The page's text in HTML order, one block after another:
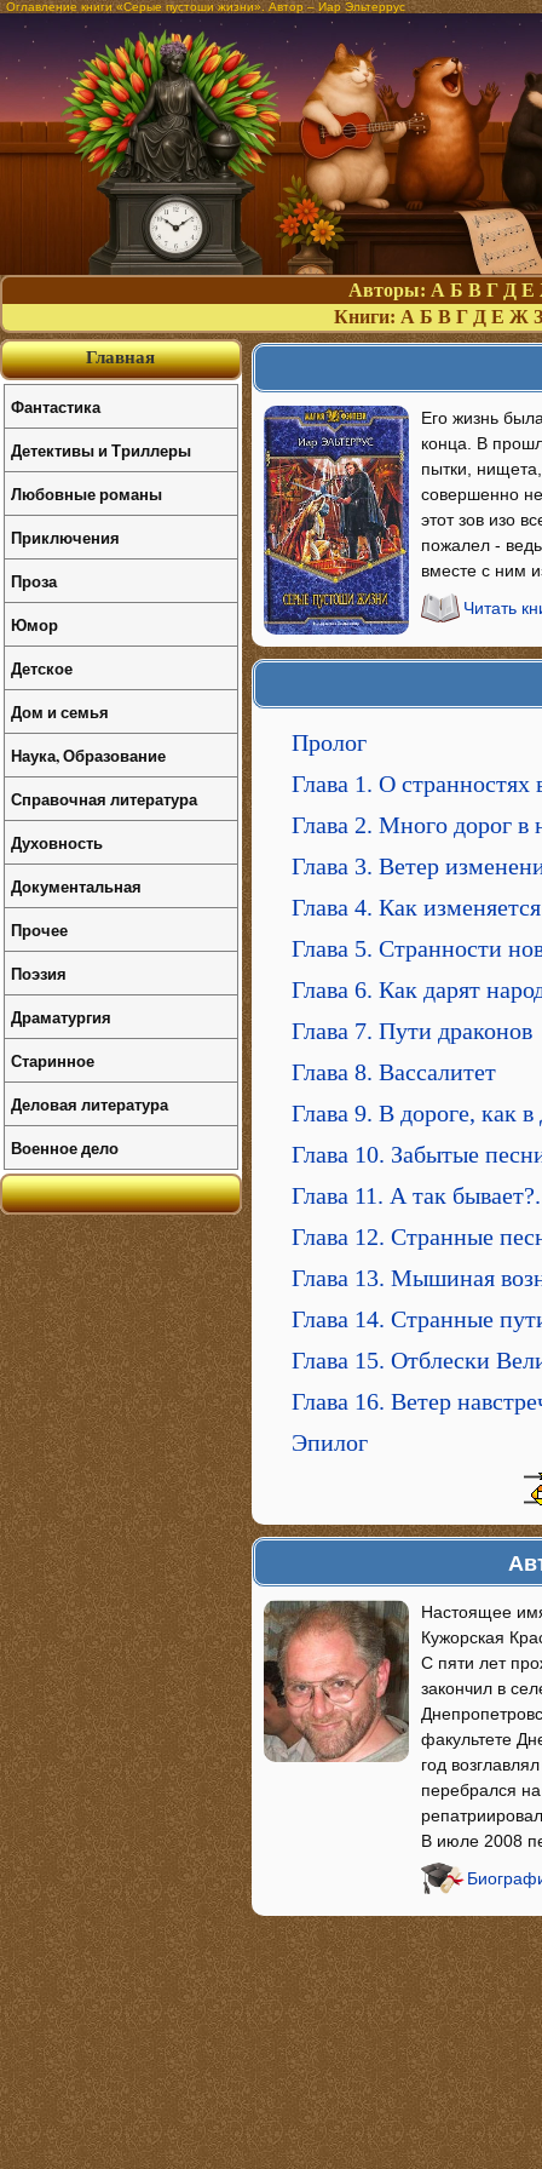
Оглавление книги «Серые пустоши жизни». Автор – Иар Эльтеррус
Авторы: А Б В Г Д Е
Книги: А Б В Г Д Е Ж З
Его жизнь
конца. В
пытки,
совершенно
этот зов изо
пожалел -
вместе с ним
Читать
Пролог
Глава 1. О странностях
Глава 2. Много дорог в
Глава 3. Ветер
Глава 4. Как
Глава 5. Странности
Глава 6. Как дарят
Глава 7. Пути драконов
Глава 8. Вассалитет
Глава 9. В дороге, как
Глава 10. Забытые
Глава 11. А так бывает?.
Глава 12. Странные
Глава 13. Мышиная
Глава 14. Странные
Глава 15. Отблески
Глава 16. Ветер
Эпилог
Настоящее
Кужорская
С пяти лет
закончил в
факультете
год
перебрался
В июле 2008
Главная
Фантастика
Детективы и Триллеры
Любовные романы
Приключения
Проза
Юмор
Детское
Дом и семья
Наука, Образование
Справочная литература
Духовность
Документальная
Прочее
Поэзия
Драматургия
Старинное
Деловая литература
Военное дело